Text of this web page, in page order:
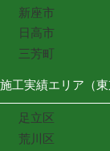
新座市
日高市
三芳町
施工実績エリア（東
足立区
荒川区